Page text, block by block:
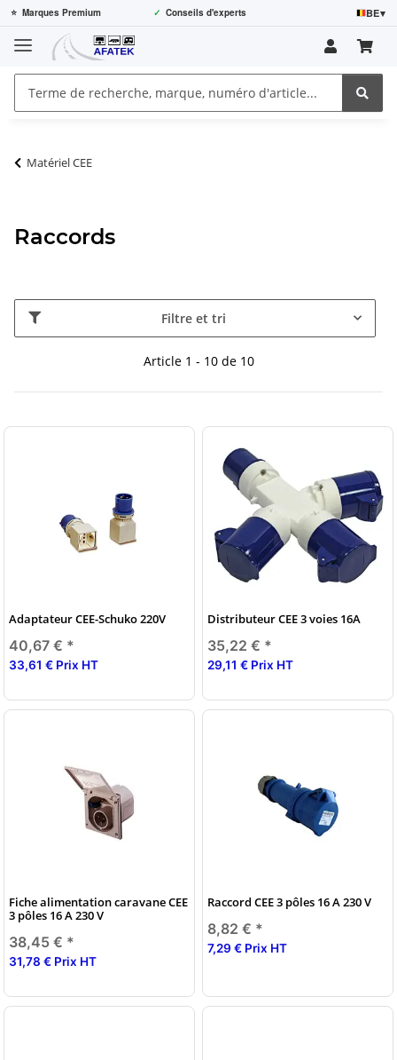
⭐ Marques Premium ✓ Conseils d'experts BE▾
Matériel CEE
Raccords
Filtre et tri
Article 1 - 10 de 10
Adaptateur CEE-Schuko 220V
40,67 € *
33,61 € Prix HT
Distributeur CEE 3 voies 16A
35,22 € *
29,11 € Prix HT
Fiche alimentation caravane CEE
3 pôles 16 A 230 V
38,45 € *
31,78 € Prix HT
Raccord CEE 3 pôles 16 A 230 V
8,82 € *
7,29 € Prix HT